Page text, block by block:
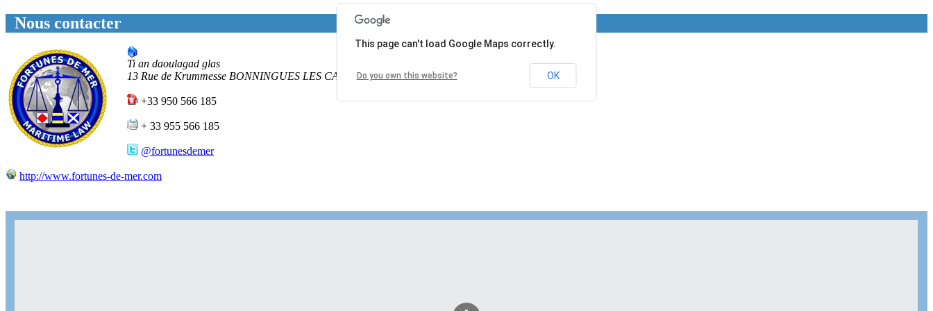
Nous contacter
Ti an daoulagad glas
13 Rue de Krummesse BONNINGUES LES CALAISPAS DE CALAIS62340
+33 950 566 185
+ 33 955 566 185
@fortunesdemer
http://www.fortunes-de-mer.com
This page can't load Google Maps correctly.
Do you own this website? OK